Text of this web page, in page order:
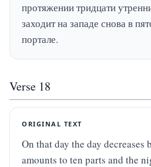
протяжении тридцати
заходит на западе снова в
портале.
Verse 18
ORIGINAL TEXT
On that day the day decreases
amounts to ten parts and the